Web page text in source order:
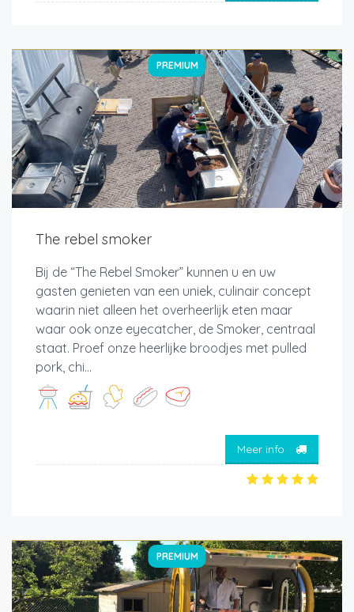
PREMIUM
The rebel smoker
Bij de “The Rebel Smoker” kunnen u en uw
gasten genieten van een uniek, culinair concept
waarin niet alleen het overheerlijk eten maar
waar ook onze eyecatcher, de Smoker, centraal
staat. Proef onze heerlijke broodjes met pulled
pork, chi...
Meer info
PREMIUM